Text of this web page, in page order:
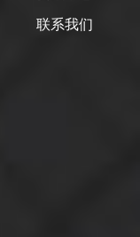
联系我们